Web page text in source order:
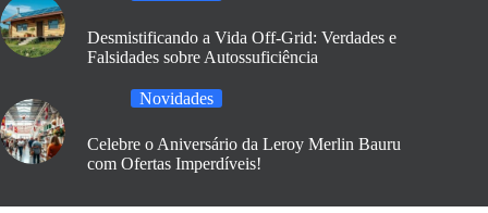
Desmistificando a Vida Off-Grid: Verdades e
Falsidades sobre Autossuficiência
Novidades
Celebre o Aniversário da Leroy Merlin Bauru
com Ofertas Imperdíveis!